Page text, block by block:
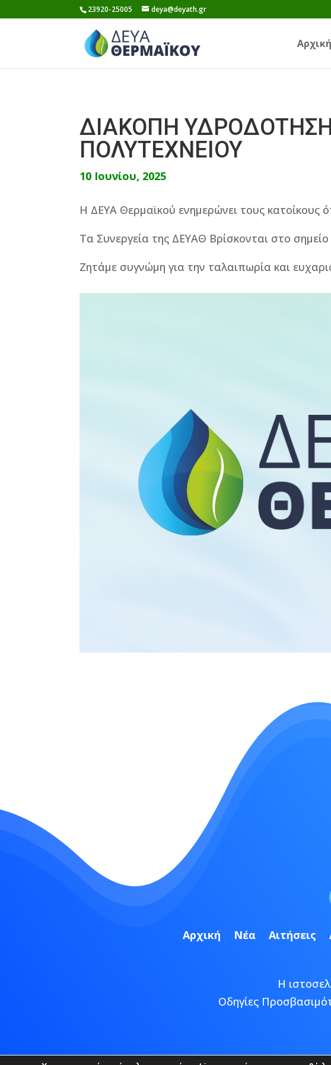
to
23920-25005 deya@deyath.gr
Αρχική
ΔΙΑΚΟΠH
ΠΟΛΥΤΕΧΝΕΙΟΥ
10 Ιουνίου, 2025
Η ΔΕΥΑ Θερμαϊκού ενημερώνει τους κατοίκους
Τα Συνεργεία της ΔΕΥΑΘ Βρίσκονται στο
Ζητάμε συγνώμη για την ταλαιπωρία και
Αρχική Νέα Αιτήσεις
Η
Οδηγίες